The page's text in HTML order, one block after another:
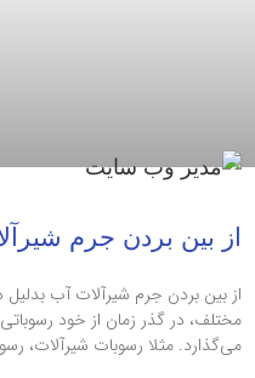
از بین بردن جرم
از بین بردن جرم شیرآلات آب بدلیل
مختلف، در گذر زمان از خود
می‌گذارد. مثلا رسوبات شیرآلات،